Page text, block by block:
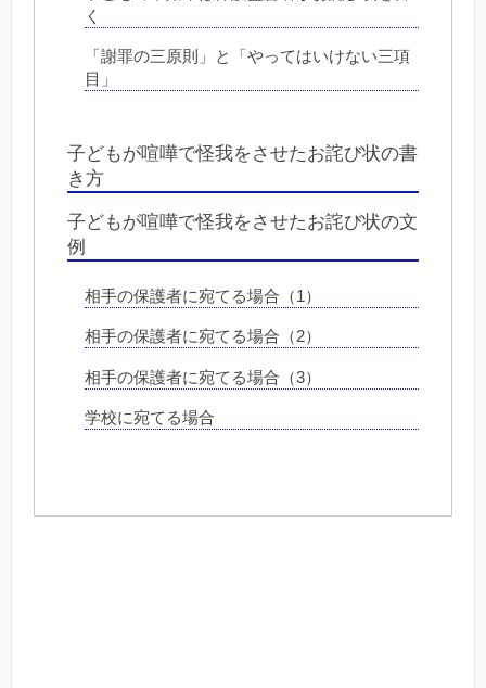
く
「謝罪の三原則」と「やってはいけない三項
目」
子どもが喧嘩で怪我をさせたお詫び状の書
き方
子どもが喧嘩で怪我をさせたお詫び状の文
例
相手の保護者に宛てる場合（1）
相手の保護者に宛てる場合（2）
相手の保護者に宛てる場合（3）
学校に宛てる場合